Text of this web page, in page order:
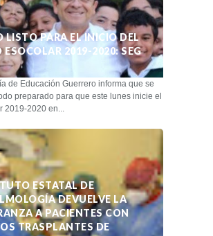
LISTO PARA EL INICIO DEL
ESOCOLAR 2019-2020: SEG
de Educación Guerrero informa que se
preparado para que este lunes inicie el
2019-2020 en...
ESTATAL DE
DEVUELVE LA
A PACIENTES CON
TRASPLANTES DE